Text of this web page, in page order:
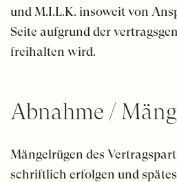
und M.I.L.K. insoweit von
Seite aufgrund der
freihalten wird.
Abnahme /
Mängelrügen des
schriftlich erfolgen und